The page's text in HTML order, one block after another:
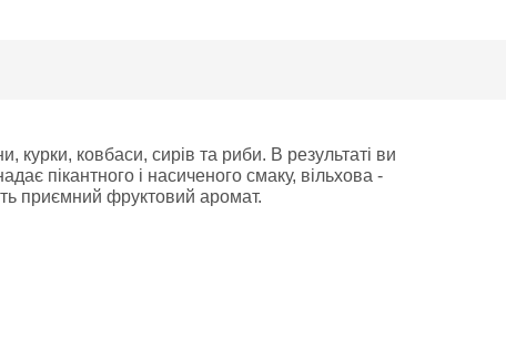
курки, ковбаси, сирів та риби. В результаті ви
пікантного і насиченого смаку, вільхова -
приємний фруктовий аромат.